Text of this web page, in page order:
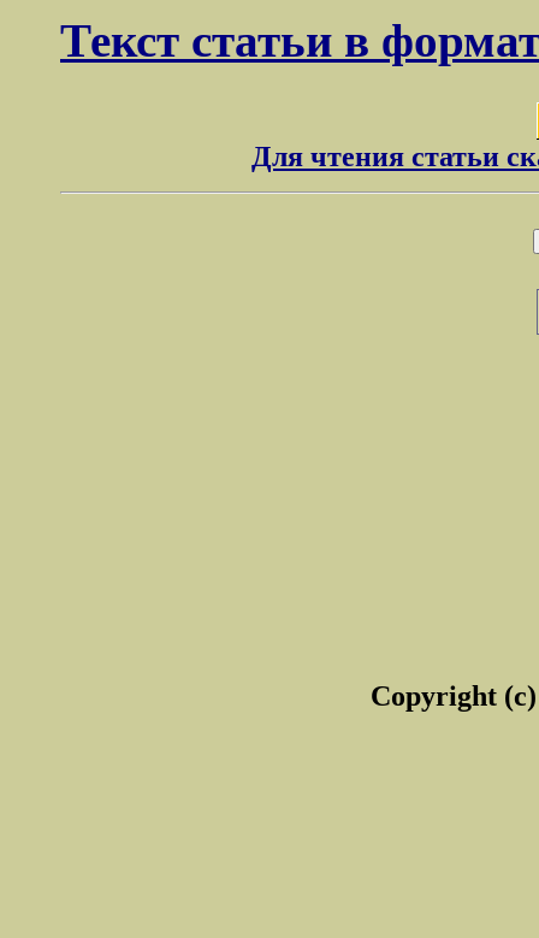
Текст статьи в
Для чтения статьи
Copyright